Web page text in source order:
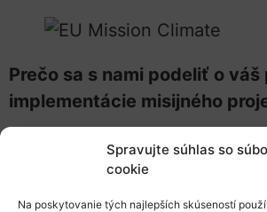
Spravujte súhlas so
cookie
Na poskytovanie tých najlepších skúseností
Prečo sa s nami podeliť o váš
implementácie misijného
aby sme sa navzájom
podporili výmenu